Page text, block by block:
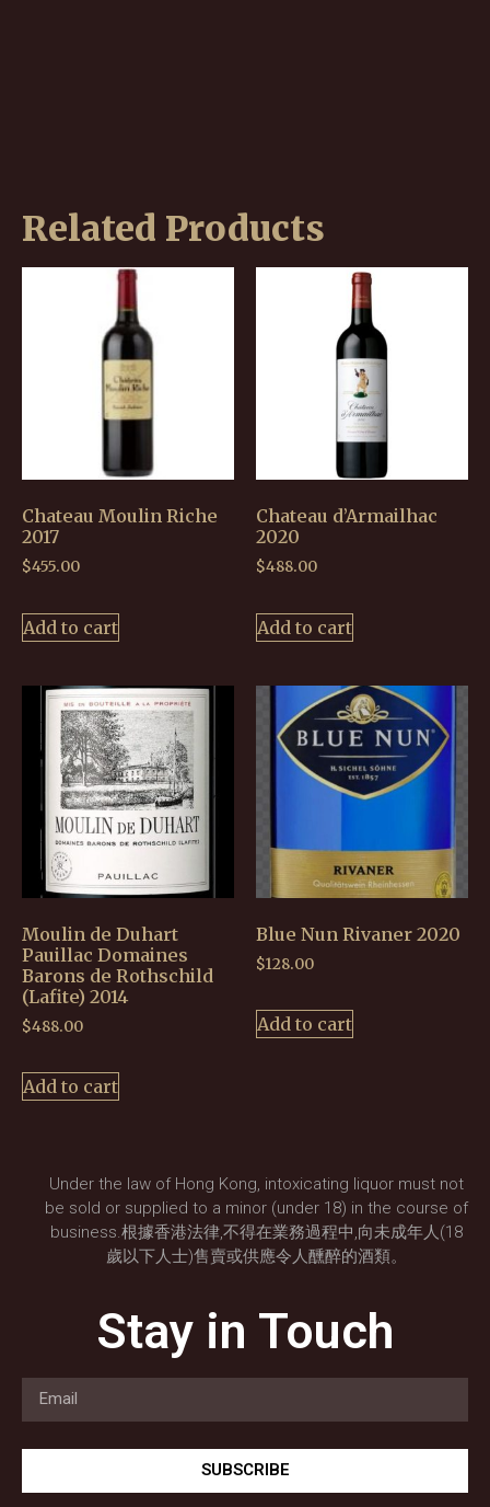
Related Products
Chateau Moulin Riche
2017
$455.00
Add to cart
Chateau d’Armailhac
2020
$488.00
Add to cart
Moulin de Duhart
Pauillac Domaines
Barons de Rothschild
(Lafite) 2014
$488.00
Add to cart
Blue Nun Rivaner 2020
$128.00
Add to cart
Under the law of Hong Kong, intoxicating liquor must not
be sold or supplied to a minor (under 18) in the course of
business.根據香港法律,不得在業務過程中,向未成年人(18
歲以下人士)售賣或供應令人醺醉的酒類。
Stay in Touch
SUBSCRIBE